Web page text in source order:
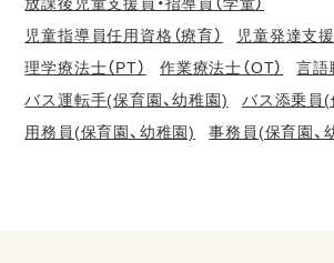
児童指導員任用資格（療育）
児童発達支
理学療法士（PT）
作業療法士（OT）
言語
バス運転手(保育園、幼稚園)
バス添乗員(
用務員(保育園、幼稚園)
事務員(保育園、